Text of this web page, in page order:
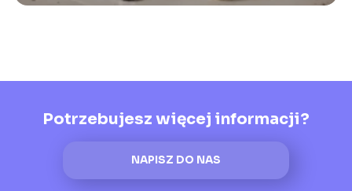
Potrzebujesz więcej informacji?
NAPISZ DO NAS